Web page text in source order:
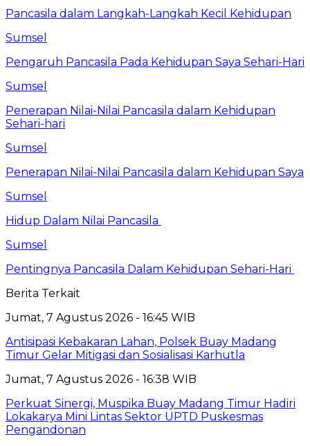
Pancasila dalam Langkah-Langkah Kecil Kehidupan
Sumsel
Pengaruh Pancasila Pada Kehidupan Saya Sehari-Hari
Sumsel
Penerapan Nilai-Nilai Pancasila dalam Kehidupan
Sehari-hari
Sumsel
Penerapan Nilai-Nilai Pancasila dalam Kehidupan Saya
Sumsel
Hidup Dalam Nilai Pancasila
Sumsel
Pentingnya Pancasila Dalam Kehidupan Sehari-Hari
Berita Terkait
Jumat, 7 Agustus 2026 - 16:45 WIB
Antisipasi Kebakaran Lahan, Polsek Buay Madang
Timur Gelar Mitigasi dan Sosialisasi Karhutla
Jumat, 7 Agustus 2026 - 16:38 WIB
Perkuat Sinergi, Muspika Buay Madang Timur Hadiri
Lokakarya Mini Lintas Sektor UPTD Puskesmas
Pengandonan